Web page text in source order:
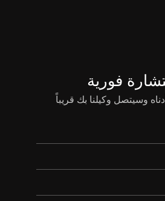
فورية
وسيتصل وكيلنا بك قريباً